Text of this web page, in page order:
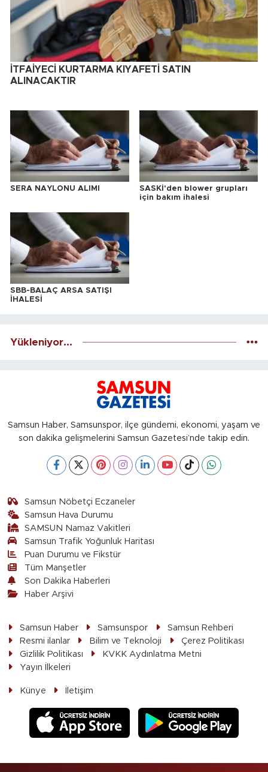
İTFAİYECİ KURTARMA KIYAFETİ SATIN
ALINACAKTIR
SERA NAYLONU ALIMI
SASKİ'den blower grupları
için bakım ihalesi
SBB-BALAÇ ARSA SATIŞI
İHALESİ
Yükleniyor...
Samsun Haber, Samsunspor, ilçe gündemi, ekonomi, yaşam ve
son dakika gelişmelerini Samsun Gazetesi’nde takip edin.
Samsun Nöbetçi Eczaneler
Samsun Hava Durumu
SAMSUN Namaz Vakitleri
Samsun Trafik Yoğunluk Haritası
Puan Durumu ve Fikstür
Tüm Manşetler
Son Dakika Haberleri
Haber Arşivi
Samsun Haber Samsunspor
Samsun Rehberi
Resmi ilanlar
Bilim ve Teknoloji
Çerez Politikası
Gizlilik Politikası
KVKK Aydınlatma Metni
Yayın İlkeleri
Künye İletişim